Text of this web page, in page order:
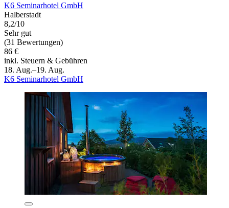
K6 Seminarhotel GmbH
Halberstadt
8,2/10
Sehr gut
(31 Bewertungen)
86 €
inkl. Steuern & Gebühren
18. Aug.–19. Aug.
K6 Seminarhotel GmbH